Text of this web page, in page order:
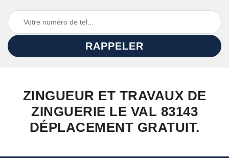
ZINGUEUR ET TRAVAUX DE
ZINGUERIE LE VAL 83143
DÉPLACEMENT GRATUIT.